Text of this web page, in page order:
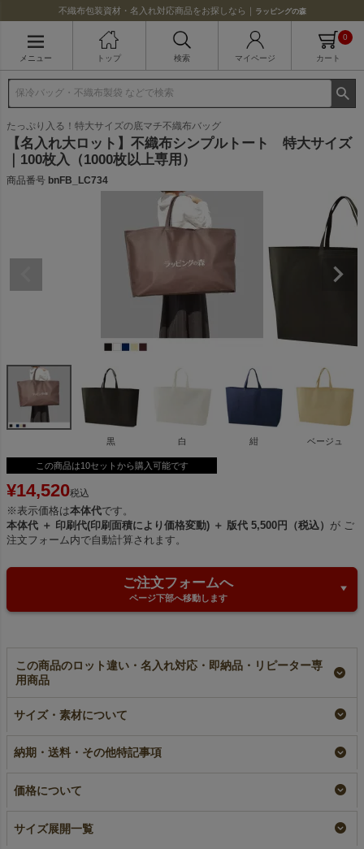
不織布包装資材・名入れ対応商品をお探しなら｜ ラッピングの森
メニュー トップ 検索 マイページ カート
0
たっぷり入る！特大サイズの底マチ不織布バッグ
【名入れ大ロット】不織布シンプルトート 特大サイズ
｜100枚入（1000枚以上専用）
商品番号 bnFB_LC734
黒 白 紺 ベージュ
この商品は10セットから購入可能です
¥14,520税込
※表示価格は本体代です。
本体代 ＋ 印刷代(印刷面積により価格変動) ＋ 版代 5,500円（税込） が ご
注文フォーム内で自動計算されます。
ご注文フォームへ
ページ下部へ移動します
この商品のロット違い・名入れ対応・即納品・リピーター専
用商品
織布シンプルトート
（1000枚以上専用）
大ロット名入れ
¥14,520税込
小ロット
専用】不織布シンプル
トート 特大｜100枚
¥15,290税込
サイズ・素材について
納期・送料・その他特記事項
価格について
サイズ展開一覧